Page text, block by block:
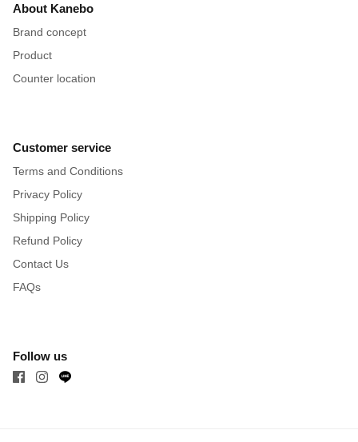
About Kanebo
Brand concept
Product
Counter location
Customer service
Terms and Conditions
Privacy Policy
Shipping Policy
Refund Policy
Contact Us
FAQs
Follow us